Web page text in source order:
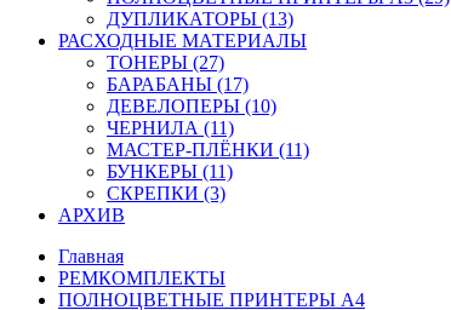
ДУПЛИКАТОРЫ (13)
РАСХОДНЫЕ МАТЕРИАЛЫ
ТОНЕРЫ (27)
БАРАБАНЫ (17)
ДЕВЕЛОПЕРЫ (10)
ЧЕРНИЛА (11)
МАСТЕР-ПЛЁНКИ (11)
БУНКЕРЫ (11)
СКРЕПКИ (3)
АРХИВ
Главная
РЕМКОМПЛЕКТЫ
ПОЛНОЦВЕТНЫЕ ПРИНТЕРЫ А4